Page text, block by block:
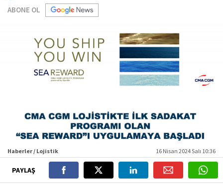
ABONE OL
Haberler / Lojistik 16 Nisan 2024 Salı 10:36
PAYLAŞ